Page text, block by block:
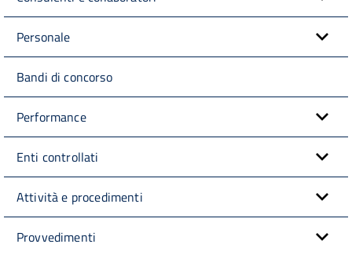
Personale
Bandi di concorso
Performance
Enti controllati
Attività e procedimenti
Provvedimenti